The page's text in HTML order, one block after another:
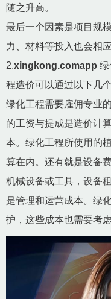
随之升高。
最后一个因素是项目规
力、材料等投入也会相
2.xingkong.comapp 绿
程造价可以通过以下几
绿化工程需要雇佣专业
的工资与提成是造价计
本。绿化工程所使用的
算在内。还有就是设备
机械设备或工具，设备
是管理和运营成本。绿
护，这些成本也需要考虑